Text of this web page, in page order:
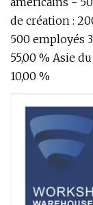
de création :
500 employés
55,00 % Asie
10,00 %